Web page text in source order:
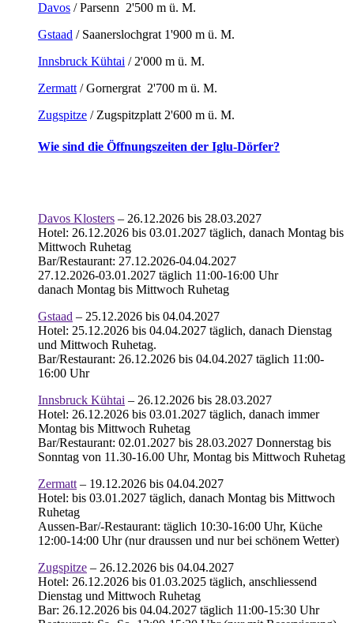
Davos / Parsenn 2'500 m ü. M.
Gstaad / Saanerslochgrat 1'900 m ü. M.
Innsbruck Kühtai / 2'000 m ü. M.
Zermatt/ Gornergrat 2'700 m ü. M.
Zugspitze / Zugspitzplatt 2'600 m ü. M.
Wie sind die Öffnungszeiten der Iglu-Dörfer?
Davos Klosters – 26.12.2026 bis 28.03.2027
Hotel: 26.12.2026 bis 03.01.2027 täglich, danach Montag bis
Mittwoch Ruhetag
Bar/Restaurant: 27.12.2026-04.04.2027
27.12.2026-03.01.2027 täglich 11:00-16:00 Uhr
danach Montag bis Mittwoch Ruhetag
Gstaad – 25.12.2026 bis 04.04.2027
Hotel: 25.12.2026 bis 04.04.2027 täglich, danach Dienstag
und Mittwoch Ruhetag.
Bar/Restaurant: 26.12.2026 bis 04.04.2027 täglich 11:00-
16:00 Uhr
Innsbruck Kühtai – 26.12.2026 bis 28.03.2027
Hotel: 26.12.2026 bis 03.01.2027 täglich, danach immer
Montag bis Mittwoch Ruhetag
Bar/Restaurant: 02.01.2027 bis 28.03.2027 Donnerstag bis
Sonntag von 11.30-16.00 Uhr, Montag bis Mittwoch Ruhetag
Zermatt – 19.12.2026 bis 04.04.2027
Hotel: bis 03.01.2027 täglich, danach Montag bis Mittwoch
Ruhetag
Aussen-Bar/-Restaurant: täglich 10:30-16:00 Uhr, Küche
12:00-14:00 Uhr (nur draussen und nur bei schönem Wetter)
Zugspitze – 26.12.2026 bis 04.04.2027
Hotel: 26.12.2026 bis 01.03.2025 täglich, anschliessend
Dienstag und Mittwoch Ruhetag
Bar: 26.12.2026 bis 04.04.2027 täglich 11:00-15:30 Uhr